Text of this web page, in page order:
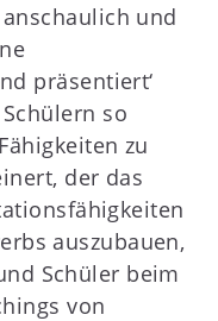
und
präsentiert‘
so
zu
der das
auszubauen,
Schüler beim
von